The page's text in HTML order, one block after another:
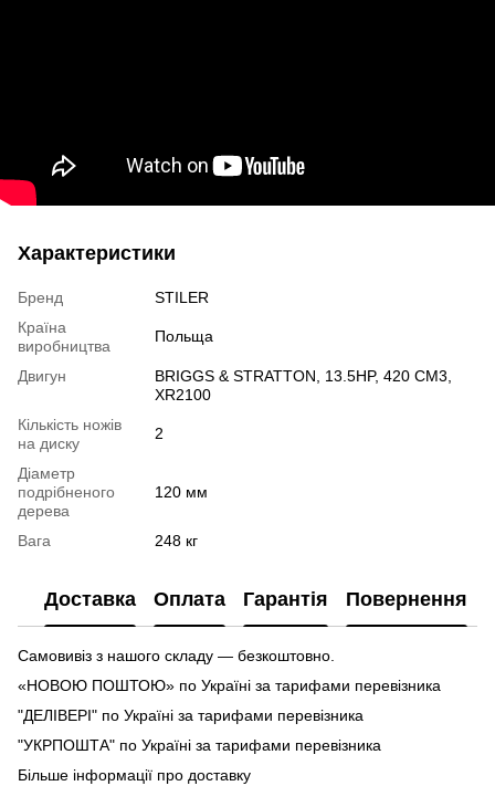
Характеристики
Бренд
STILER
Країна
виробництва
Польща
Двигун
BRIGGS & STRATTON, 13.5HP, 420 CM3,
XR2100
Кількість ножів
на диску
2
Діаметр
подрібненого
дерева
120 мм
Вага 248 кг
Доставка Оплата Гарантія Повернення
Самовивіз з нашого складу — безкоштовно.
«НОВОЮ ПОШТОЮ» по Україні за тарифами перевізника
"ДЕЛІВЕРІ" по Україні за тарифами перевізника
"УКРПОШТА" по Україні за тарифами перевізника
Більше інформації про доставку